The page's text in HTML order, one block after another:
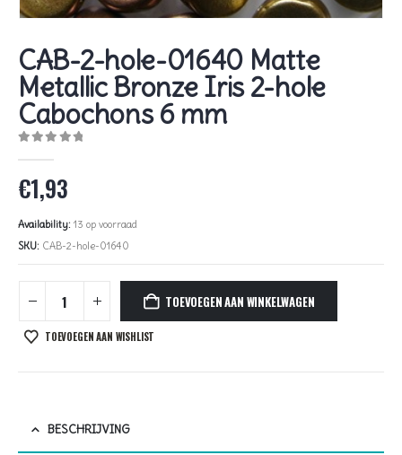
CAB-2-hole-01640 Matte
Metallic Bronze Iris 2-hole
Cabochons 6 mm
€1,93
Availability: 13 op voorraad
SKU: CAB-2-hole-01640
TOEVOEGEN AAN WINKELWAGEN
TOEVOEGEN AAN WISHLIST
BESCHRIJVING